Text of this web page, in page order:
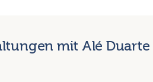
mit Alé Duarte